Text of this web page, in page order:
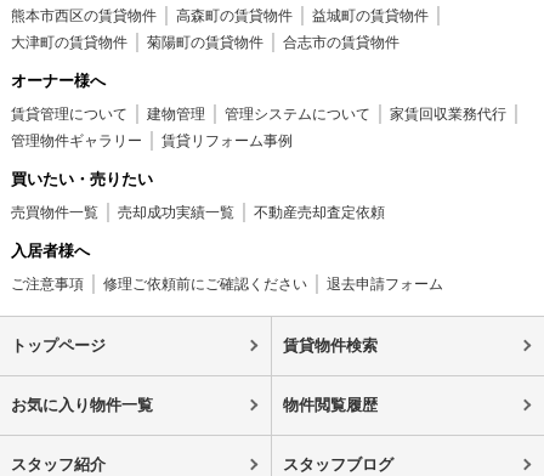
熊本市西区の賃貸物件
高森町の賃貸物件
益城町の賃貸物件
大津町の賃貸物件
菊陽町の賃貸物件 合志市の賃貸物件
オーナー様へ
賃貸管理について 建物管理 管理システムについて
家賃回収業務代行
管理物件ギャラリー
賃貸リフォーム事例
買いたい・売りたい
売買物件一覧 売却成功実績一覧 不動産売却査定依頼
入居者様へ
ご注意事項 修理ご依頼前にご確認ください 退去申請フォーム
トップページ 賃貸物件検索
お気に入り物件一覧 物件閲覧履歴
スタッフ紹介 スタッフブログ